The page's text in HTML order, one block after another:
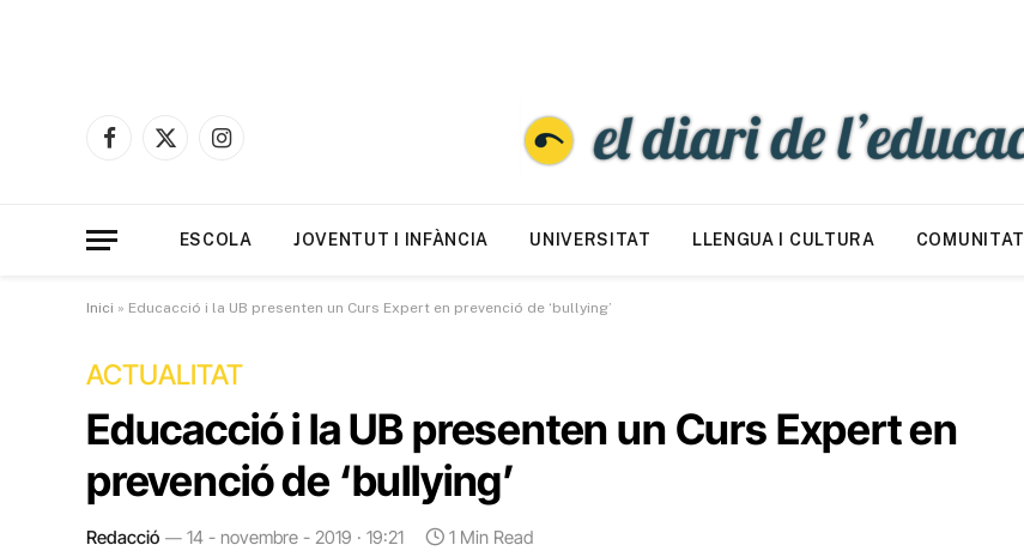
Facebook
X
Instagram
ESCOLA JOVENTUT I INFÀNCIA UNIVERSITAT LLENGUA I CULTURA COMUNITAT
Inici » Educacció i la UB presenten un Curs Expert en prevenció de ‘bullying’
ACTUALITAT
Educacció i la UB presenten un Curs Expert en
prevenció de ‘bullying’
Redacció 14 - novembre - 2019 · 19:21 1 Min Read